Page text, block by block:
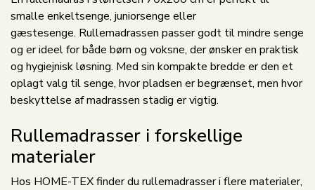
smalle enkeltsenge, juniorsenge eller
gæstesenge. Rullemadrassen passer godt til mindre senge
og er ideel for både børn og voksne, der ønsker en praktisk
og hygiejnisk løsning. Med sin kompakte bredde er den et
oplagt valg til senge, hvor pladsen er begrænset, men hvor
beskyttelse af madrassen stadig er vigtig.
Rullemadrasser i forskellige
materialer
Hos HOME-TEX finder du rullemadrasser i flere materialer,